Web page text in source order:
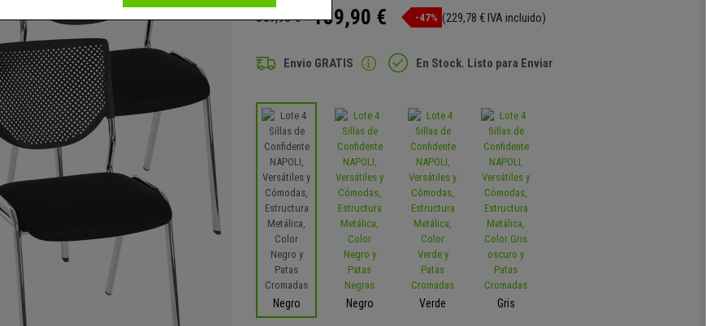
359,90 € 189,90 € -47% (229,78 € IVA incluido)
Envio GRATIS En Stock. Listo para Enviar
Negro Negro Verde Gris